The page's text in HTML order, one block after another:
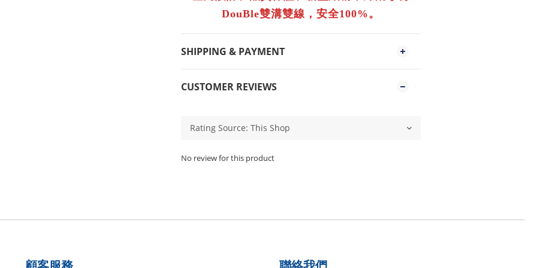
DouBle雙溝雙線，安全100%。
SHIPPING & PAYMENT
CUSTOMER REVIEWS
No review for this product